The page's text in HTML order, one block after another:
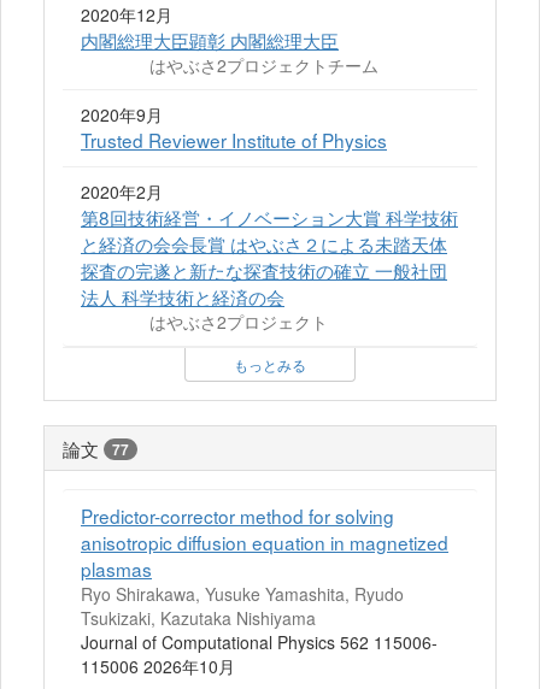
2020年12月
内閣総理大臣顕彰 内閣総理大臣
はやぶさ2プロジェクトチーム
2020年9月
Trusted Reviewer Institute of Physics
2020年2月
第8回技術経営・イノベーション大賞 科学技術
と経済の会会長賞 はやぶさ２による未踏天体
探査の完遂と新たな探査技術の確立 一般社団
法人 科学技術と経済の会
はやぶさ2プロジェクト
もっとみる
論文 77
Predictor-corrector method for solving
anisotropic diffusion equation in magnetized
plasmas
Ryo Shirakawa, Yusuke Yamashita, Ryudo
Tsukizaki, Kazutaka Nishiyama
Journal of Computational Physics 562 115006-
115006 2026年10月